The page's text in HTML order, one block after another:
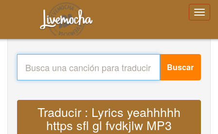
Buscar
Traducir : Lyrics yeahhhhh
https sfl gl fvdkjlw MP3